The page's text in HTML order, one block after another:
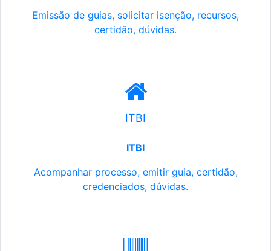
Emissão de guias, solicitar isenção, recursos,
certidão, dúvidas.
ITBI
ITBI
Acompanhar processo, emitir guia, certidão,
credenciados, dúvidas.